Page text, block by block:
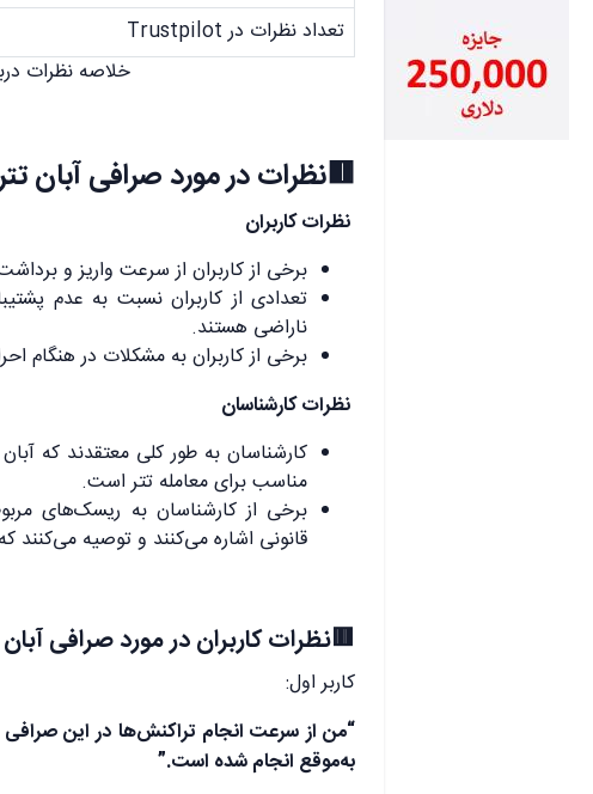
تعداد نظرات در Trustpilot
خلاصه نظرات
🟥نظرات در مورد صرافی آبان
نظرات کاربران
برخی از کاربران از سرعت واریز و
تعدادی از کاربران نسبت به عدم
ناراضی هستند.
برخی از کاربران به مشکلات در هنگام
نظرات کارشناسان
کارشناسان به طور کلی معتقدند که
مناسب برای معامله تتر است.
برخی از کارشناسان به ریسک‌های
قانونی اشاره می‌کنند و توصیه می‌کنند
🟥نظرات کاربران در مورد صرافی آبان
کاربر اول:
“من از سرعت انجام تراکنش‌ها در این صرافی
به‌موقع انجام شده است.”